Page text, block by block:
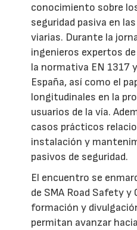
conocimiento sobre
seguridad pasiva en
viarias. Durante la
ingenieros expertos
la normativa EN 1317
España, así como el
longitudinales en la
usuarios de la vía.
casos prácticos
instalación y
pasivos de seguridad.
El encuentro se
de SMA Road Safety y
formación y
permitan avanzar